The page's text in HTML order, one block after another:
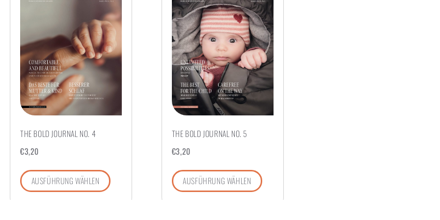
THE BOLD JOURNAL NO. 4
€3,20
AUSFÜHRUNG WÄHLEN
THE BOLD JOURNAL NO. 5
€3,20
AUSFÜHRUNG WÄHLEN